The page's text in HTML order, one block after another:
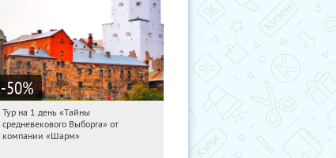
-50%
20:22:31
Достоевская
Тур на 1 день «Тайны
средневекового Выборга» от
компании «Шарм»